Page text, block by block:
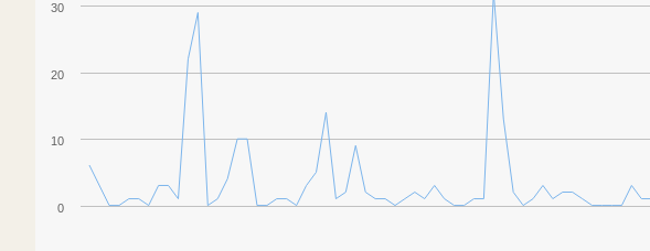
0
10
20
30